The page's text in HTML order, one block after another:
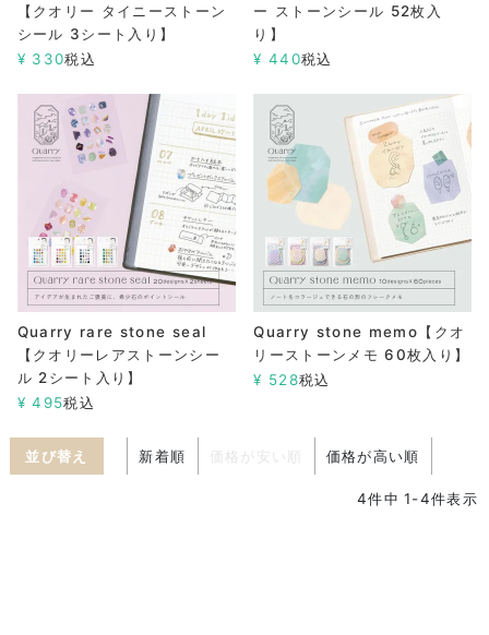
【クオリー タイニーストーン
シール 3シート入り】
¥ 330税込
ー ストーンシール 52枚入
り】
¥ 440税込
Quarry rare stone seal
【クオリーレアストーンシー
ル 2シート入り】
¥ 495税込
Quarry stone memo【クオ
リーストーンメモ 60枚入り】
¥ 528税込
並び替え 新着順 価格が安い順 価格が高い順
4件中 1-4件表示